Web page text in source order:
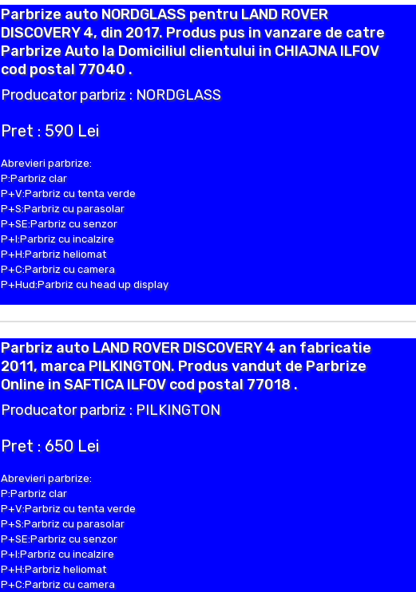
Parbrize auto NORDGLASS pentru LAND ROVER
DISCOVERY 4, din 2017. Produs pus in vanzare de catre
Parbrize Auto la Domiciliul clientului in CHIAJNA ILFOV
cod postal 77040 .
Producator parbriz : NORDGLASS
Pret : 590 Lei
Abrevieri parbrize:
P:Parbriz clar
P+V:Parbriz cu tenta verde
P+S:Parbriz cu parasolar
P+SE:Parbriz cu senzor
P+I:Parbriz cu incalzire
P+H:Parbriz heliomat
P+C:Parbriz cu camera
P+Hud:Parbriz cu head up display
Parbriz auto LAND ROVER DISCOVERY 4 an fabricatie
2011, marca PILKINGTON. Produs vandut de Parbrize
Online in SAFTICA ILFOV cod postal 77018 .
Producator parbriz : PILKINGTON
Pret : 650 Lei
Abrevieri parbrize:
P:Parbriz clar
P+V:Parbriz cu tenta verde
P+S:Parbriz cu parasolar
P+SE:Parbriz cu senzor
P+I:Parbriz cu incalzire
P+H:Parbriz heliomat
P+C:Parbriz cu camera